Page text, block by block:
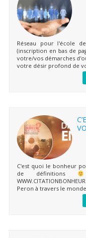
Réseau pour l'école
(inscription en bas de
votre/vos démarches
votre désir profond de
C'est quoi le bonheur
de définitions
Peron à travers le